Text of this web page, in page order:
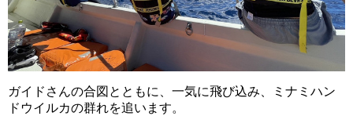
ガイドさんの合図とともに、一気に飛び込み、ミナミハン
ドウイルカの群れを追います。